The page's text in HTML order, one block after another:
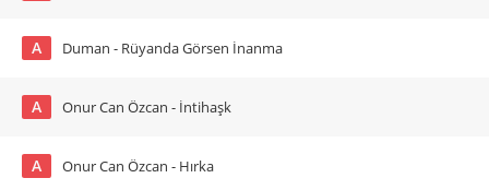
A Duman - Rüyanda Görsen İnanma
A Onur Can Özcan - İntihaşk
A Onur Can Özcan - Hırka